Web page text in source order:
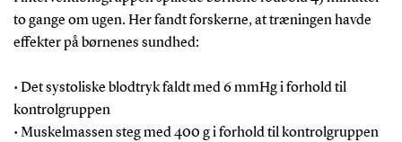
to gange om ugen. Her fandt forskerne, at træningen havde
effekter på børnenes sundhed:
• Det systoliske blodtryk faldt med 6 mmHg i forhold til
kontrolgruppen
• Muskelmassen steg med 400 g i forhold til kontrolgruppen